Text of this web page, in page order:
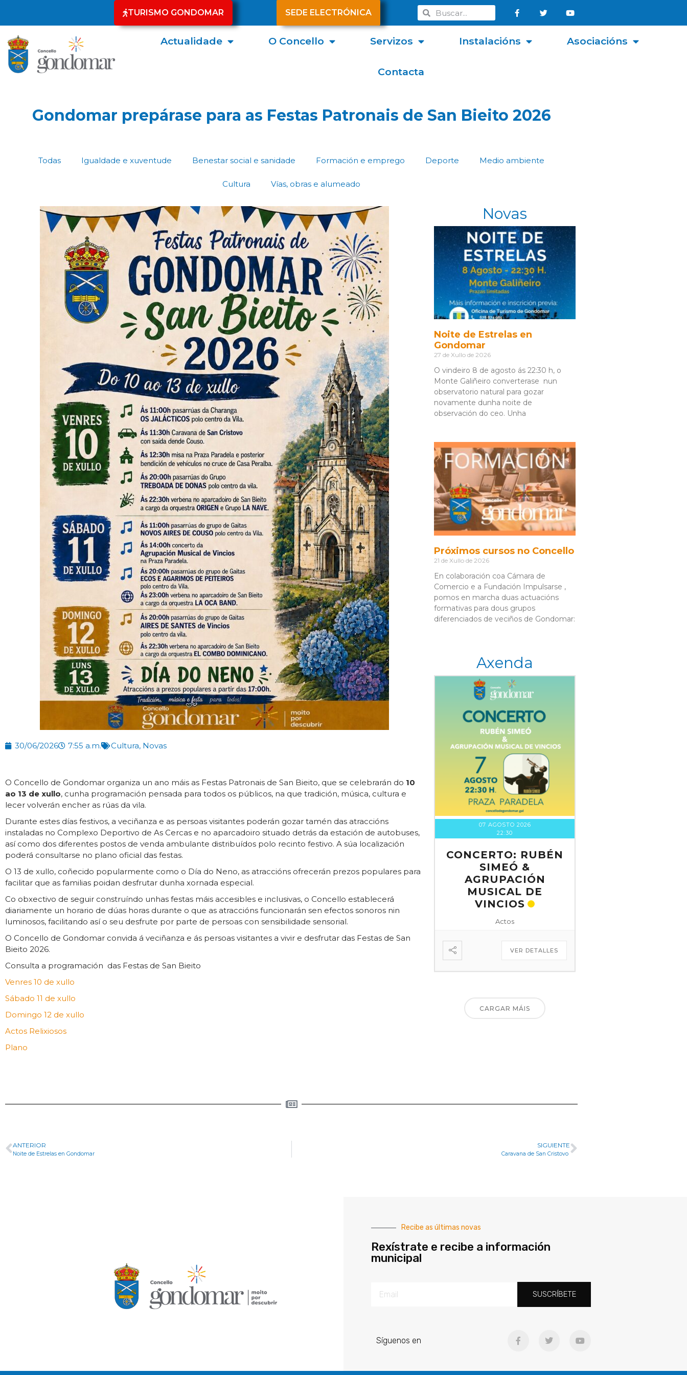
TURISMO GONDOMAR SEDE ELECTRÓNICA
Actualidade O Concello Servizos Instalacións Asociacións
Contacta
Gondomar prepárase para as Festas Patronais de San Bieito 2026
Todas Igualdade e xuventude Benestar social e sanidade Formación e emprego Deporte Medio ambiente
Cultura Vías, obras e alumeado
30/06/2026 7:55 a.m. Cultura, Novas
O Concello de Gondomar organiza un ano máis as Festas Patronais de San Bieito, que se celebrarán do 10
ao 13 de xullo, cunha programación pensada para todos os públicos, na que tradición, música, cultura e
lecer volverán encher as rúas da vila.
Durante estes días festivos, a veciñanza e as persoas visitantes poderán gozar tamén das atraccións
instaladas no Complexo Deportivo de As Cercas e no aparcadoiro situado detrás da estación de autobuses,
así como dos diferentes postos de venda ambulante distribuídos polo recinto festivo. A súa localización
poderá consultarse no plano oficial das festas.
O 13 de xullo, coñecido popularmente como o Día do Neno, as atraccións ofrecerán prezos populares para
facilitar que as familias poidan desfrutar dunha xornada especial.
Co obxectivo de seguir construíndo unhas festas máis accesibles e inclusivas, o Concello establecerá
diariamente un horario de dúas horas durante o que as atraccións funcionarán sen efectos sonoros nin
luminosos, facilitando así o seu desfrute por parte de persoas con sensibilidade sensorial.
O Concello de Gondomar convida á veciñanza e ás persoas visitantes a vivir e desfrutar das Festas de San
Bieito 2026.
Consulta a programación das Festas de San Bieito
Venres 10 de xullo
Sábado 11 de xullo
Domingo 12 de xullo
Actos Relixiosos
Plano
Novas
Noite de Estrelas en
Gondomar
27 de Xullo de 2026
O vindeiro 8 de agosto ás 22:30 h, o
Monte Galiñeiro converterase nun
observatorio natural para gozar
novamente dunha noite de
observación do ceo. Unha
Próximos cursos no Concello
21 de Xullo de 2026
En colaboración coa Cámara de
Comercio e a Fundación Impulsarse ,
pomos en marcha duas actuacións
formativas para dous grupos
diferenciados de veciños de Gondomar:
Axenda
07 AGOSTO 2026
22:30
CONCERTO: RUBÉN
SIMEÓ &
AGRUPACIÓN
MUSICAL DE
VINCIOS
Actos
VER DETALLES
CARGAR MÁIS
ANTERIOR
Noite de Estrelas en Gondomar
SIGUIENTE
Caravana de San Cristovo
Recibe as últimas novas
Rexístrate e recibe a información
municipal
SUSCRÍBETE
Síguenos en